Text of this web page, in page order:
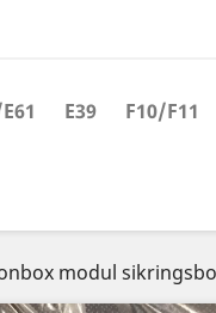
E39 F10/F11
modul